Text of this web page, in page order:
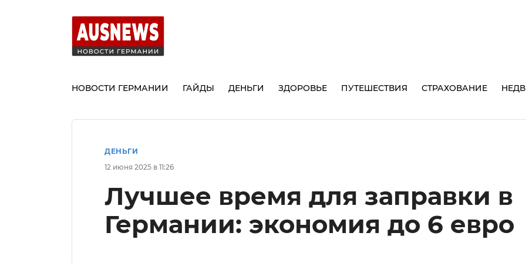
НОВОСТИ ГЕРМАНИИ ГАЙДЫ ДЕНЬГИ ЗДОРОВЬЕ ПУТЕШЕСТВИЯ СТРАХОВАНИЕ
ДЕНЬГИ
12 июня 2025 в 11:26
Лучшее время для заправки в
Германии: экономия до 6 евро